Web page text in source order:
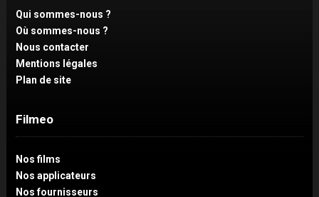
Qui sommes-nous ?
Où sommes-nous ?
Nous contacter
Mentions légales
Plan de site
Filmeo
Nos films
Nos applicateurs
Nos fournisseurs